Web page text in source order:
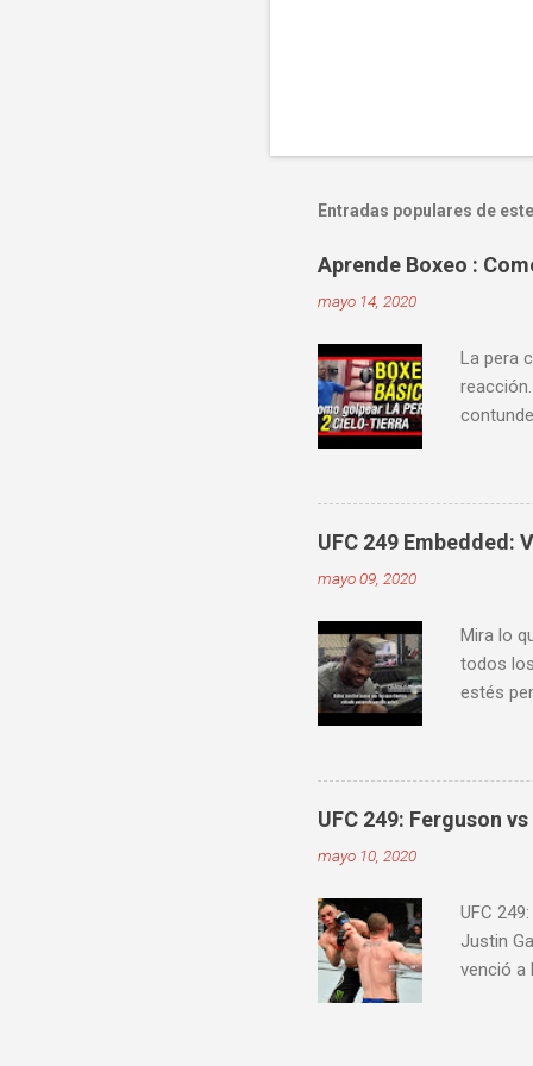
Entradas populares de
Aprende Boxeo :
mayo 14, 2020
La pera
videos
ver
UFC 249 Embedded:
mayo 09, 2020
Mira lo
todos
estés
UFC 249: Ferguson
mayo 10, 2020
UFC
Justin
venció a